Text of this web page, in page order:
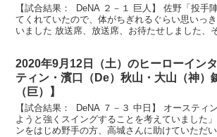
【試合結果： DeNA ２－１ 巨人】 佐野「投手
てくれていたので、体がちぎれるぐらい思いっ
いました 放送席、放送席、お待たせしました、
2020年9月12日（土）のヒーローイン
ティン・濱口（De）秋山・大山（神）
（巨）】
【試合結果： DeNA ７－３ 中日】 オースティ
ようと強くスイングすることを考えていました
ンをはじめ野手の方、高城さんに助けていただ